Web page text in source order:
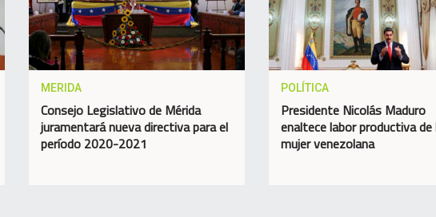
MERIDA
Consejo Legislativo de Mérida
juramentará nueva directiva para el
período 2020-2021
POLÍTICA
Presidente Nicolás Maduro
enaltece labor productiva de
mujer venezolana